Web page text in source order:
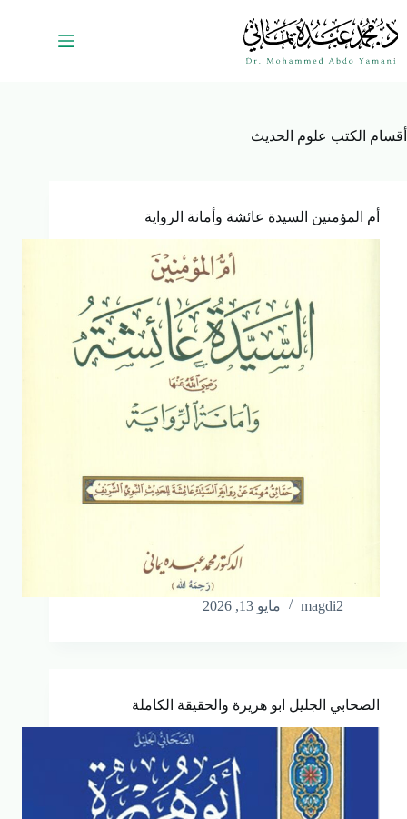
أقسام الكتب علوم الحديث
أم المؤمنين السيدة عائشة وأمانة الرواية
magdi2 مايو 13, 2026
الصحابي الجليل ابو هريرة والحقيقة الكاملة